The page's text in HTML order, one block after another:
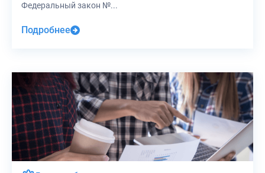
Федеральный закон №...
Подробнее